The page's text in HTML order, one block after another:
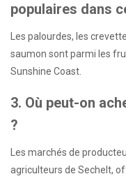
populaires dans
Les palourdes, les
saumon sont parmi les
Sunshine Coast.
3. Où peut-on
?
Les marchés de
agriculteurs de Sechelt,